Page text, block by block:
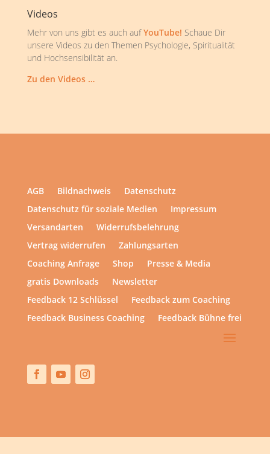
Videos
Mehr von uns gibt es auch aufYouTube! Schaue Dir
unsere Videos zu den Themen Psychologie, Spiritualität
und Hochsensibilität an.
Zu den Videos …
AGB Bildnachweis
Datenschutz
Datenschutz für soziale Medien
Impressum
Versandarten
Widerrufsbelehrung
Vertrag widerrufen
Zahlungsarten
Coaching Anfrage
Shop
Presse & Media
gratis Downloads
Newsletter
Feedback 12 Schlüssel
Feedback zum Coaching
Feedback Business Coaching
Feedback Bühne frei